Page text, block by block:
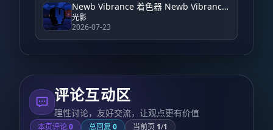
Newb Vibrance 着色器 Newb Vibrance Shader
光影
2026-07-23
评论互动区
理性讨论，友好交流，让观点更有价值
本页评论0 总回复 0 当前页 1/1